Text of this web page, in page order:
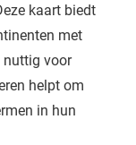
kaart biedt
met
nuttig voor
helpt om
in hun